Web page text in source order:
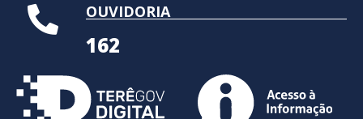
OUVIDORIA
162